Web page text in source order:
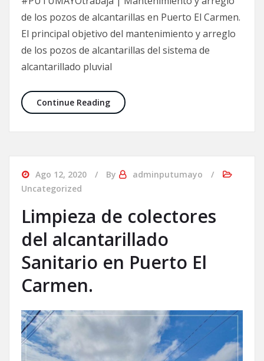
de los pozos de alcantarillas en Puerto El Carmen.
El principal objetivo del mantenimiento y arreglo
de los pozos de alcantarillas del sistema de
alcantarillado pluvial
Continue Reading
Ago 12, 2020 By
adminputumayo
Uncategorized
Limpieza de colectores
del alcantarillado
Sanitario en Puerto El
Carmen.